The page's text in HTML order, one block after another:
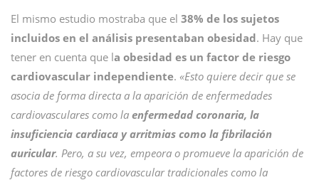
El mismo estudio mostraba que el 38% de los sujetos
incluidos en el análisis presentaban obesidad. Hay que
tener en cuenta que la obesidad es un factor de riesgo
cardiovascular independiente. «Esto quiere decir que se
asocia de forma directa a la aparición de enfermedades
cardiovasculares como la enfermedad coronaria, la
insuficiencia cardiaca y arritmias como la fibrilación
auricular. Pero, a su vez, empeora o promueve la aparición de
factores de riesgo cardiovascular tradicionales como la